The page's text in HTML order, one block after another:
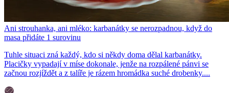
Ani strouhanka, ani mléko: karbanátky se nerozpadnou, když do
masa přidáte 1 surovinu
Tuhle situaci zná každý, kdo si někdy doma dělal karbanátky.
Placičky vypadají v míse dokonale, jenže na rozpálené pánvi se
začnou rozjíždět a z talíře je rázem hromádka suché drobenky....